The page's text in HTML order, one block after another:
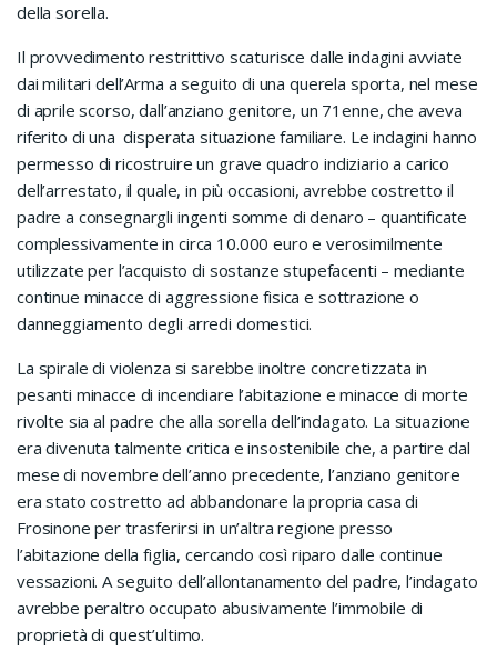
della sorella.
Il provvedimento restrittivo scaturisce dalle indagini avviate
dai militari dell’Arma a seguito di una querela sporta, nel mese
di aprile scorso, dall’anziano genitore, un 71enne, che aveva
riferito di una disperata situazione familiare. Le indagini hanno
permesso di ricostruire un grave quadro indiziario a carico
dell’arrestato, il quale, in più occasioni, avrebbe costretto il
padre a consegnargli ingenti somme di denaro – quantificate
complessivamente in circa 10.000 euro e verosimilmente
utilizzate per l’acquisto di sostanze stupefacenti – mediante
continue minacce di aggressione fisica e sottrazione o
danneggiamento degli arredi domestici.
La spirale di violenza si sarebbe inoltre concretizzata in
pesanti minacce di incendiare l’abitazione e minacce di morte
rivolte sia al padre che alla sorella dell’indagato. La situazione
era divenuta talmente critica e insostenibile che, a partire dal
mese di novembre dell’anno precedente, l’anziano genitore
era stato costretto ad abbandonare la propria casa di
Frosinone per trasferirsi in un’altra regione presso
l’abitazione della figlia, cercando così riparo dalle continue
vessazioni. A seguito dell’allontanamento del padre, l’indagato
avrebbe peraltro occupato abusivamente l’immobile di
proprietà di quest’ultimo.